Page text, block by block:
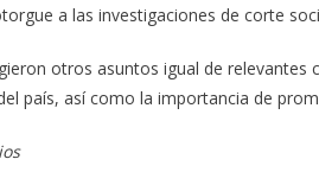
a las investigaciones de corte
otros asuntos igual de
país, así como la importancia de